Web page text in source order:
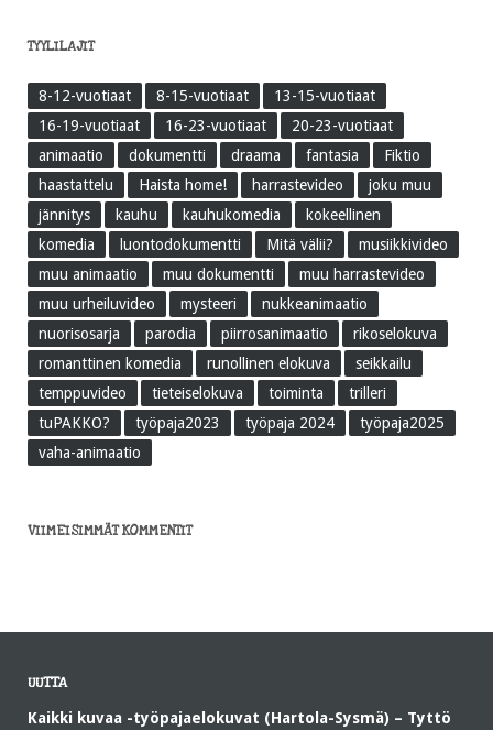
TYYLILAJIT
8-12-vuotiaat 8-15-vuotiaat
13-15-vuotiaat
16-19-vuotiaat
16-23-vuotiaat
20-23-vuotiaat
animaatio
dokumentti draama fantasia
Fiktio
haastattelu
Haista home! harrastevideo
joku muu
jännitys
kauhu kauhukomedia
kokeellinen
komedia
luontodokumentti Mitä välii?
musiikkivideo
muu animaatio
muu dokumentti
muu harrastevideo
muu urheiluvideo
mysteeri
nukkeanimaatio
nuorisosarja
parodia piirrosanimaatio
rikoselokuva
romanttinen komedia
runollinen elokuva
seikkailu
temppuvideo
tieteiselokuva toiminta
trilleri
tuPAKKO?
työpaja2023 työpaja 2024
työpaja2025
vaha-animaatio
VIIMEISIMMÄT KOMMENTIT
UUTTA
Kaikki kuvaa -työpajaelokuvat (Hartola-Sysmä) – Tyttö